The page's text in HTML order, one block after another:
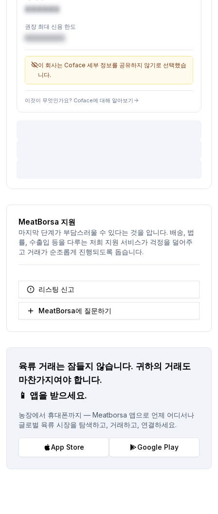
XXXXXX
권장 최대 신용 한도
이 회사는 Coface 세부 정보를 공유하지 않기로 선택했습
니다.
이것이 무엇인가요? Coface에 대해 알아보기
MeatBorsa 지원
마지막 단계가 부담스러울 수 있다는 것을 압니다. 배송, 법
률, 수출입 등을 다루는 저희 지원 서비스가 걱정을 덜어주
고 거래가 순조롭게 진행되도록 돕습니다.
리스팅 신고
MeatBorsa에 질문하기
육류 거래는 잠들지 않습니다. 귀하의 거래도
마찬가지여야 합니다.
📱 앱을 받으세요.
농장에서 휴대폰까지 — Meatborsa 앱으로 언제 어디서나
글로벌 육류 시장을 탐색하고, 거래하고, 연결하세요.
App Store Google Play